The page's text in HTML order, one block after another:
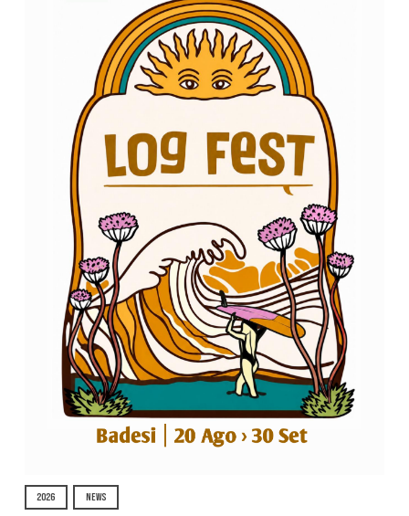
2026 NEWS